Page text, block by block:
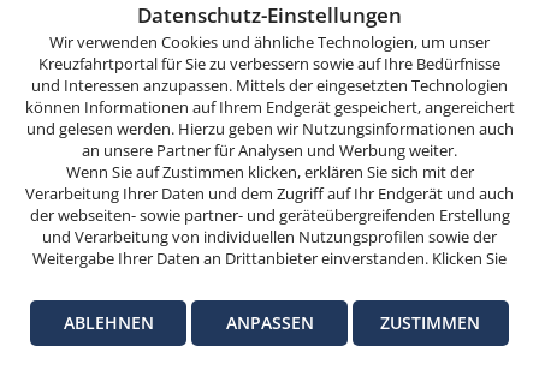
Foto im Teaser "Bequeme Anreise per Bus": © JFL Photography
/ fotolia
Fototeaser Warnemünde "Beliebter Ostseehafen": ©
Marco2811 / fotolia
Auszeichnungen
Bereits mehr als 40-mal ausgezeichnet
eKomi Siegel
verwendet
Cookies.
Wenn
Sie
weitersurfen,
stimmen
Sie
der
Cookie-
OK
Datenschutz-Einstellungen
Wir verwenden Cookies und ähnliche Technologien, um unser
Kreuzfahrtportal für Sie zu verbessern sowie auf Ihre Bedürfnisse
und Interessen anzupassen. Mittels der eingesetzten Technologien
können Informationen auf Ihrem Endgerät gespeichert, angereichert
und gelesen werden. Hierzu geben wir Nutzungsinformationen auch
an unsere Partner für Analysen und Werbung weiter.
Wenn Sie auf Zustimmen klicken, erklären Sie sich mit der
Verarbeitung Ihrer Daten und dem Zugriff auf Ihr Endgerät und auch
der webseiten- sowie partner- und geräteübergreifenden Erstellung
und Verarbeitung von individuellen Nutzungsprofilen sowie der
Weitergabe Ihrer Daten an Drittanbieter einverstanden. Klicken Sie
notwendigen Verarbeitungen zustimmen möchten. Klicken Sie auf
Anpassen, um einzelnen Anbietern die Zustimmung zu erteilen.
Weitere Informationen finden Sie in unserenDatenschutz-
ABLEHNEN ANPASSEN ZUSTIMMEN